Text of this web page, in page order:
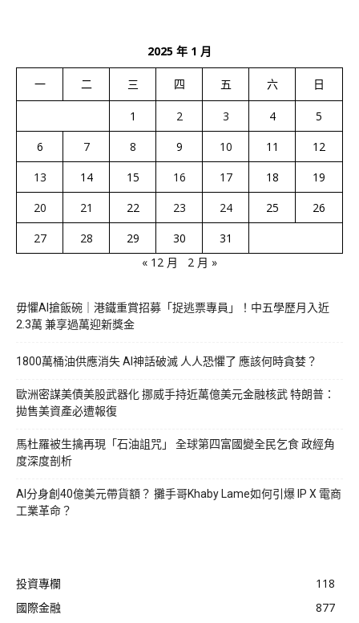
2025 年 1 月
一 二 三 四 五 六 日
1 2 3 4
5
6
7 8 9 10 11
12
13
14 15 16 17 18
19
20
21 22 23 24 25
26
27
28 29 30
31
« 12 月
2 月 »
毋懼AI搶飯碗｜港鐵重賞招募「捉逃票專員」！中五學歷月入近
2.3萬 兼享過萬迎新獎金
1800萬桶油供應消失 AI神話破滅 人人恐懼了 應該何時貪婪？
歐洲密謀美債美股武器化 挪威手持近萬億美元金融核武 特朗普：
拋售美資產必遭報復
馬杜羅被生擒再現「石油詛咒」 全球第四富國變全民乞食 政經角
度深度剖析
AI分身創40億美元帶貨額？ 攤手哥Khaby Lame如何引爆 IP X 電商
工業革命？
投資專欄
118
國際金融
877